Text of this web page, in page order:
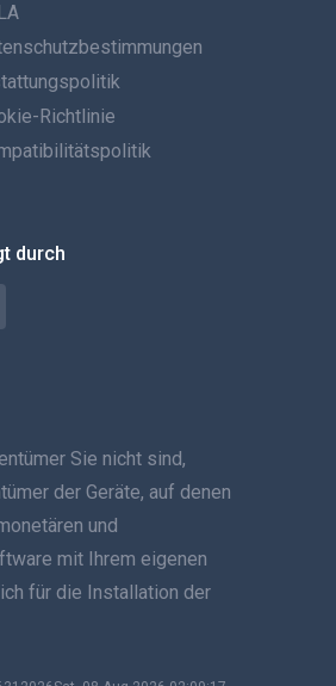
Richtlinie
durch
Sie nicht sind,
der Geräte, auf denen
und
mit Ihrem eigenen
für die Installation der